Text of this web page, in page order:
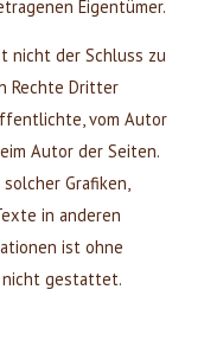
Eigentümer.
nicht der Schluss zu
Rechte Dritter
vom Autor
Autor der Seiten.
Grafiken,
in anderen
ist ohne
nicht gestattet.